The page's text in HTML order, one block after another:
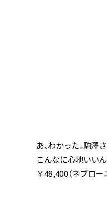
あ、わかった。駒
こんなに心地いい
￥48,400（ネブロ